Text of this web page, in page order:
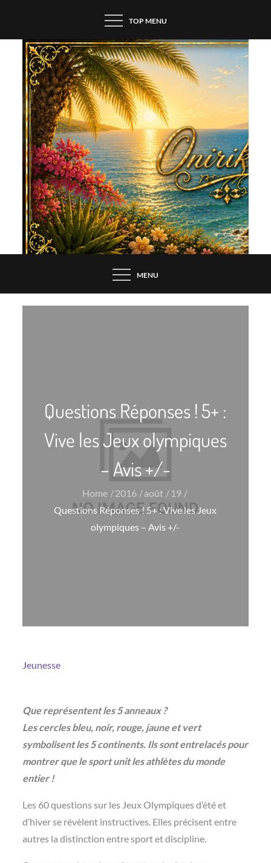
content
TOP MENU
MENU
Questions Réponses ! 5+ :
Vive les Jeux olympiques
– Avis +/-
Home 2016 août
19
Questions Réponses ! 5+ : Vive les Jeux
olympiques – Avis +/-
Jeunesse
Que représentent les 5 anneaux ?
Les cercles bleu, noir, rouge, jaune et vert
symbolisent les 5 continents. Ils sont entrelacés pour
montrer que le sport unit les athlètes du monde
entier !
Les 60 questions sur les Jeux Olympiques d’été et
d’hiver se révèlent instructives. Elles précisent entre
autres la distinction entre sport et discipline.